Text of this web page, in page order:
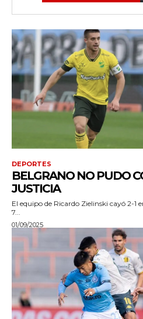
DEPORTES
BELGRANO NO PUDO
JUSTICIA
El equipo de Ricardo Zielinski cayó 2-1
7...
01/09/2025